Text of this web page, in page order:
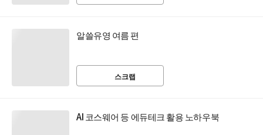
알쓸유영 여름 편
스크랩
AI 코스웨어 등 에듀테크 활용 노하우북